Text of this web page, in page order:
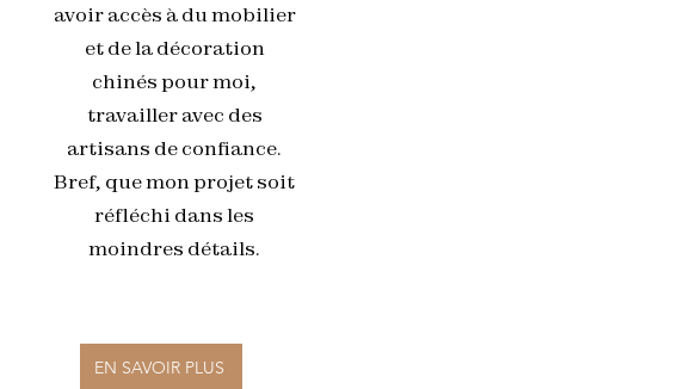
avoir accès à du mobilier
et de la décoration
chinés pour moi,
travailler avec des
artisans de confiance.
Bref, que mon projet soit
réfléchi dans les
moindres détails.
EN SAVOIR PLUS